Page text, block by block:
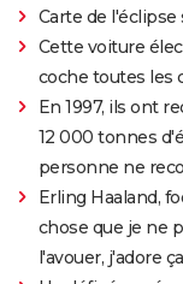
Carte de l'éclipse
Cette voiture
coche toutes les
En 1997, ils ont
12 000 tonnes
personne ne
Erling Haaland,
chose que je ne
l'avouer, j'adore